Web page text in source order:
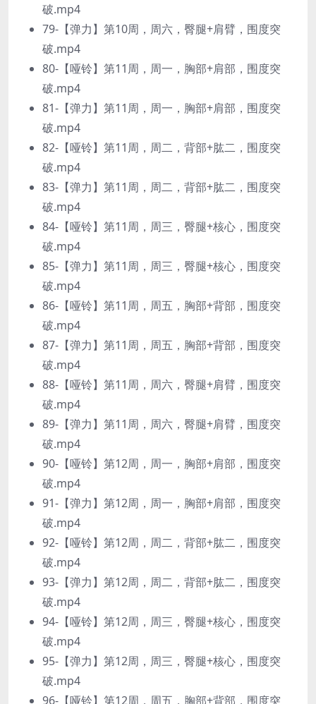
破.mp4
79-【弹力】第10周，周六，臀腿+肩臂，围度突
破.mp4
80-【哑铃】第11周，周一，胸部+肩部，围度突
破.mp4
81-【弹力】第11周，周一，胸部+肩部，围度突
破.mp4
82-【哑铃】第11周，周二，背部+肱二，围度突
破.mp4
83-【弹力】第11周，周二，背部+肱二，围度突
破.mp4
84-【哑铃】第11周，周三，臀腿+核心，围度突
破.mp4
85-【弹力】第11周，周三，臀腿+核心，围度突
破.mp4
86-【哑铃】第11周，周五，胸部+背部，围度突
破.mp4
87-【弹力】第11周，周五，胸部+背部，围度突
破.mp4
88-【哑铃】第11周，周六，臀腿+肩臂，围度突
破.mp4
89-【弹力】第11周，周六，臀腿+肩臂，围度突
破.mp4
90-【哑铃】第12周，周一，胸部+肩部，围度突
破.mp4
91-【弹力】第12周，周一，胸部+肩部，围度突
破.mp4
92-【哑铃】第12周，周二，背部+肱二，围度突
破.mp4
93-【弹力】第12周，周二，背部+肱二，围度突
破.mp4
94-【哑铃】第12周，周三，臀腿+核心，围度突
破.mp4
95-【弹力】第12周，周三，臀腿+核心，围度突
破.mp4
96-【哑铃】第12周，周五，胸部+背部，围度突